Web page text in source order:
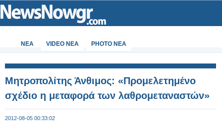
ΝΕΑ VIDEO NEA PHOTO NEA
Μητροπολίτης Άνθιμος: «Προμελετημένο
σχέδιο η μεταφορά των λαθρομεταναστών»
2012-08-05 00:33:02